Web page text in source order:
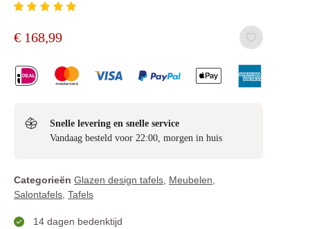
€ 168,99
Snelle levering en snelle service
Vandaag besteld voor 22:00, morgen in huis
Categorieën Glazen design tafels Meubelen
Salontafels Tafels
14 dagen bedenktijd